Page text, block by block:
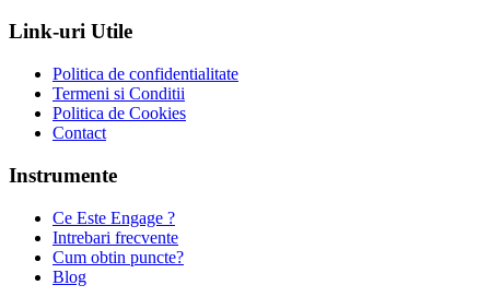
Link-uri Utile
Politica de confidentialitate
Termeni si Conditii
Politica de Cookies
Contact
Instrumente
Ce Este Engage ?
Intrebari frecvente
Cum obtin puncte?
Blog